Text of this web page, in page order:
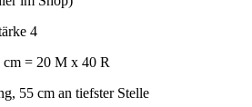
4
cm = 20 M x 40 R
55 cm an tiefster Stelle